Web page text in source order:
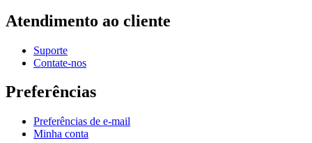
Atendimento ao cliente
Suporte
Contate-nos
Preferências
Preferências de e-mail
Minha conta